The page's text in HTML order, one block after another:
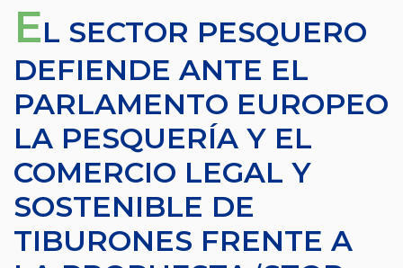
EL SECTOR PESQUERO
DEFIENDE ANTE EL
PARLAMENTO EUROPEO
LA PESQUERÍA Y EL
COMERCIO LEGAL Y
SOSTENIBLE DE
TIBURONES FRENTE A